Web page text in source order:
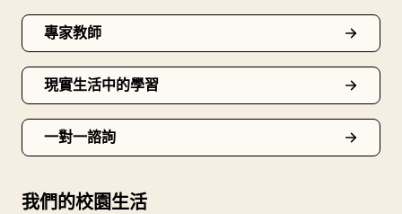
專家教師
現實生活中的學習
一對一諮詢
我們的校園生活